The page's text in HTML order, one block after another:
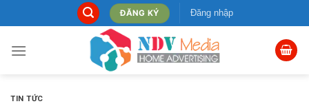
to
content
ĐĂNG KÝ Đăng nhập
TIN TỨC